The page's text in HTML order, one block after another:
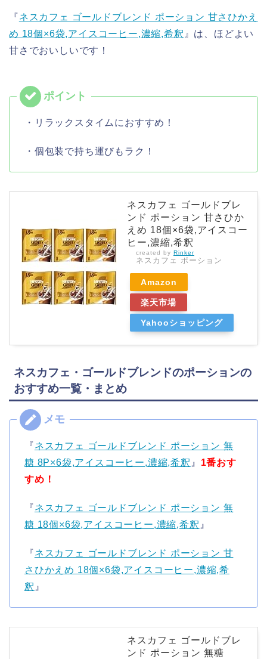
『ネスカフェ ゴールドブレンド ポーション 甘さひかえ
め 18個×6袋,アイスコーヒー,濃縮,希釈 』は、ほどよい
甘さでおいしいです！
・リラックスタイムにおすすめ！
・個包装で持ち運びもラク！
ネスカフェ ゴールドブレ
ンド ポーション 甘さひか
えめ 18個×6袋,アイスコー
ヒー,濃縮,希釈
created by Rinker
ネスカフェ ポーション
Amazon
楽天市場
Yahooショッピング
ネスカフェ・ゴールドブレンドのポーションの
おすすめ一覧・まとめ
『ネスカフェ ゴールドブレンド ポーション 無
糖 8P×6袋,アイスコーヒー,濃縮,希釈 』 1番おす
すめ！
『ネスカフェ ゴールドブレンド ポーション 無
糖 18個×6袋,アイスコーヒー,濃縮,希釈 』
『ネスカフェ ゴールドブレンド ポーション 甘
さひかえめ 18個×6袋,アイスコーヒー,濃縮,希
釈 』
ネスカフェ ゴールドブレ
ンド ポーション 無糖